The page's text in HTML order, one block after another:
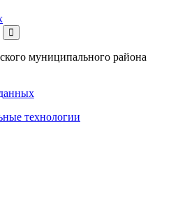
муниципального района
технологии